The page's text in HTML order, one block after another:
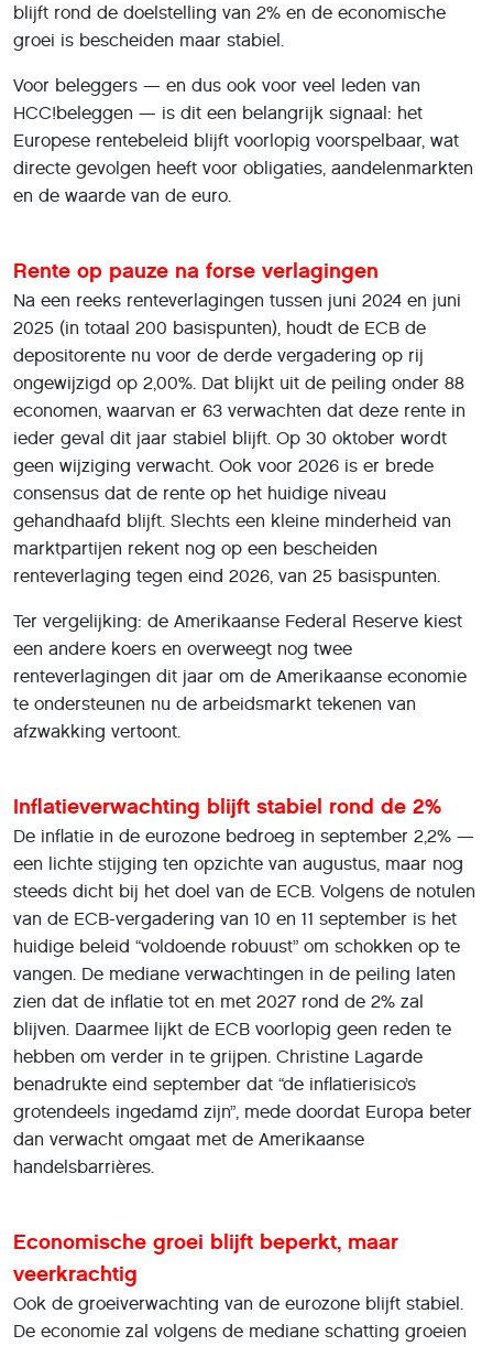
blijft rond de doelstelling van 2% en de economische
groei is bescheiden maar stabiel.
Voor beleggers — en dus ook voor veel leden van
HCC!beleggen — is dit een belangrijk signaal: het
Europese rentebeleid blijft voorlopig voorspelbaar, wat
directe gevolgen heeft voor obligaties, aandelenmarkten
en de waarde van de euro.
Rente op pauze na forse verlagingen
Na een reeks renteverlagingen tussen juni 2024 en juni
2025 (in totaal 200 basispunten), houdt de ECB de
depositorente nu voor de derde vergadering op rij
ongewijzigd op 2,00%. Dat blijkt uit de peiling onder 88
economen, waarvan er 63 verwachten dat deze rente in
ieder geval dit jaar stabiel blijft. Op 30 oktober wordt
geen wijziging verwacht. Ook voor 2026 is er brede
consensus dat de rente op het huidige niveau
gehandhaafd blijft. Slechts een kleine minderheid van
marktpartijen rekent nog op een bescheiden
renteverlaging tegen eind 2026, van 25 basispunten.
Ter vergelijking: de Amerikaanse Federal Reserve kiest
een andere koers en overweegt nog twee
renteverlagingen dit jaar om de Amerikaanse economie
te ondersteunen nu de arbeidsmarkt tekenen van
afzwakking vertoont.
Inflatieverwachting blijft stabiel rond de 2%
De inflatie in de eurozone bedroeg in september 2,2% —
een lichte stijging ten opzichte van augustus, maar nog
steeds dicht bij het doel van de ECB. Volgens de notulen
van de ECB-vergadering van 10 en 11 september is het
huidige beleid “voldoende robuust” om schokken op te
vangen. De mediane verwachtingen in de peiling laten
zien dat de inflatie tot en met 2027 rond de 2% zal
blijven. Daarmee lijkt de ECB voorlopig geen reden te
hebben om verder in te grijpen. Christine Lagarde
benadrukte eind september dat “de inflatierisico’s
grotendeels ingedamd zijn”, mede doordat Europa beter
dan verwacht omgaat met de Amerikaanse
handelsbarrières.
Economische groei blijft beperkt, maar
veerkrachtig
Ook de groeiverwachting van de eurozone blijft stabiel.
De economie zal volgens de mediane schatting groeien